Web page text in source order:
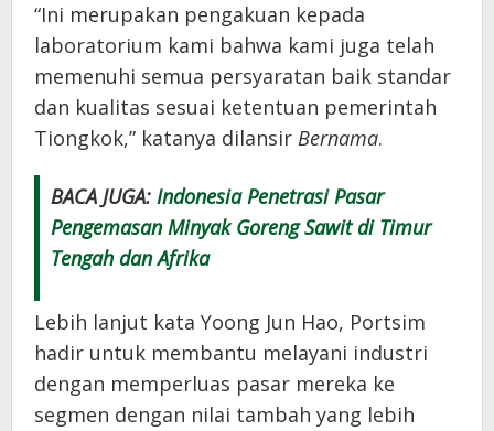
“Ini merupakan pengakuan kepada
laboratorium kami bahwa kami juga telah
memenuhi semua persyaratan baik standar
dan kualitas sesuai ketentuan pemerintah
Tiongkok,” katanya dilansir Bernama.
BACA JUGA: Indonesia Penetrasi Pasar
Pengemasan Minyak Goreng Sawit di Timur
Tengah dan Afrika
Lebih lanjut kata Yoong Jun Hao, Portsim
hadir untuk membantu melayani industri
dengan memperluas pasar mereka ke
segmen dengan nilai tambah yang lebih